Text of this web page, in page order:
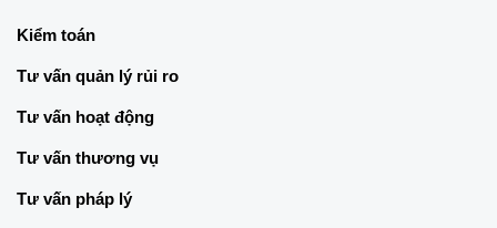
Kiểm toán
Tư vấn quản lý rủi ro
Tư vấn hoạt động
Tư vấn thương vụ
Tư vấn pháp lý